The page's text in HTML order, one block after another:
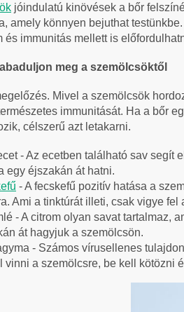
jóindulatú kinövések a bőr
amely könnyen bejuthat
és immunitás mellett is
meg a szemölcsöktől
Mivel a szemölcsök
immunitását. Ha a bőr
célszerű azt letakarni.
- Az ecetben található sav segít
egy éjszakán át hatni.
- A fecskefű pozitív hatása a
Ami a tinktúrát illeti, csak vigye
- A citrom olyan savat tartalmaz,
át hagyjuk a szemölcsön.
- Számos vírusellenes
vinni a szemölcsre, be kell kötözni